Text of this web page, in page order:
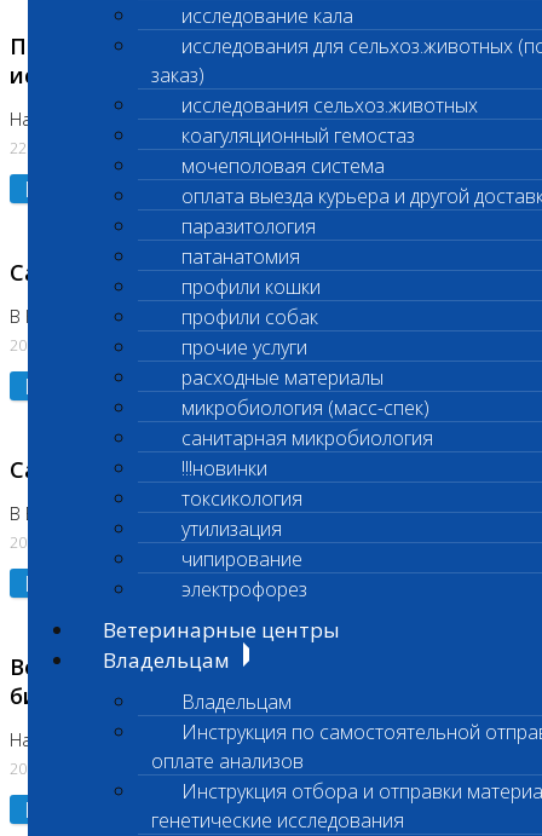
исследование кала
исследования для сельхоз.животных
заказ)
исследования сельхоз.животных
коагуляционный гемостаз
мочеполовая система
оплата выезда курьера и другой
паразитология
патанатомия
профили кошки
профили собак
прочие услуги
расходные материалы
микробиология (масс-спек)
санитарная микробиология
!!!новинки
токсикология
утилизация
чипирование
электрофорез
Ветеринарные центры
Владельцам
Владельцам
Инструкция по самостоятельной
оплате анализов
Инструкция отбора и отправки
генетические исследования
Приостановлено выполнение биохимических
исследований
На Нагорной. Код ( 123,310,309)
22.07.2026
Подробнее
Санитарные дни
В Коломне 24.07.2026 и 28.07.2026
20.07.2026
Подробнее
Санитарный день
В Бутово 21.07.2026
20.07.2026
Подробнее
Возобновлено выполнение срочных
биохимических исследований
На Нагорной
20.07.2026
Подробнее